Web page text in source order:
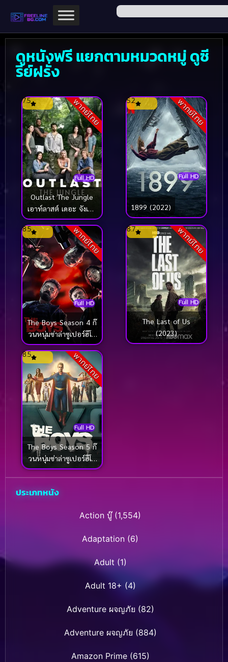
ดูหนังฟรี แยกตามหมวดหมู่ ดูซี
รีย์ฝรั่ง
พากย์ไทย
Full HD
7.5
Outlast The Jungle
เอาท์ลาสต์ เดอะ จังเกิล
(2026)
พากย์ไทย
Full HD
5.2
1899 (2022)
พากย์ไทย
Full HD
8.5
The Boys Season 4 ก๊
วนหนุ่มซ่าล่าซูเปอร์ฮีโร่
(2024)
พากย์ไทย
Full HD
8.7
The Last of Us
(2023)
พากย์ไทย
Full HD
8.5
The Boys Season 5 ก๊
วนหนุ่มซ่าล่าซูเปอร์ฮีโร่
ซีซั่น 5 (2026)
ประเภทหนัง
Action บู๊(1,554)
Adaptation (6)
Adult (1)
Adult 18+ (4)
Adventure ผจญภัย (82)
Adventure ผจญภัย (884)
Amazon Prime(615)